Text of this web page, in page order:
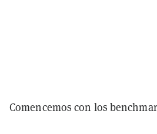
Comencemos con los